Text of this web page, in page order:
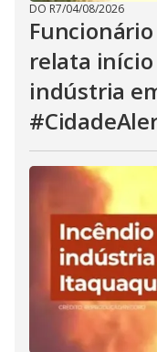
DO R7/04/08/2026
relata
indústria